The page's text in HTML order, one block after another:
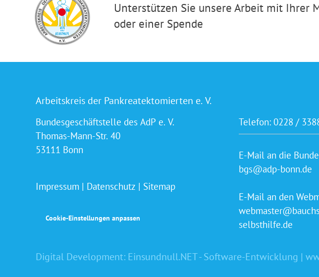
Unterstützen Sie unsere Arbeit mit Ihrer
oder einer Spende
Arbeitskreis der Pankreatektomierten e. V.
Bundesgeschäftstelle des AdP e. V.
Thomas-Mann-Str. 40
53111 Bonn
Impressum | Datenschutz | Sitemap
Cookie-Einstellungen anpassen
Telefon: 0228 /
E-Mail an die
bgs@adp-bonn.de
E-Mail an den
selbsthilfe.de
Digital Development: Einsundnull.NET - Software-Entwicklung |